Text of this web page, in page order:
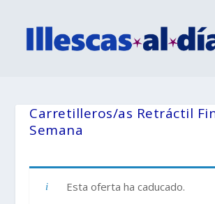
Carretilleros/as Retráctil
Semana
Esta oferta ha caducado.